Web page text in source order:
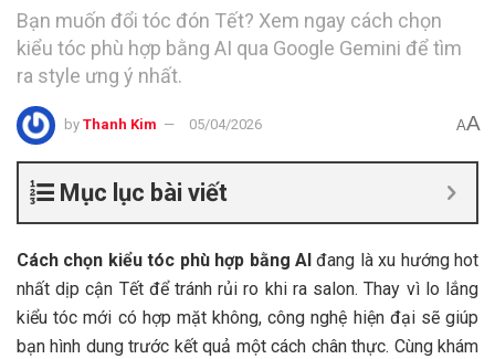
Bạn muốn đổi tóc đón Tết? Xem ngay cách chọn
kiểu tóc phù hợp bằng AI qua Google Gemini để tìm
ra style ưng ý nhất.
by Thanh Kim 05/04/2026 AA
Mục lục bài viết
Cách chọn kiểu tóc phù hợp bằng AIđang là xu hướng hot
nhất dịp cận Tết để tránh rủi ro khi ra salon. Thay vì lo lắng
kiểu tóc mới có hợp mặt không, công nghệ hiện đại sẽ giúp
bạn hình dung trước kết quả một cách chân thực. Cùng khám